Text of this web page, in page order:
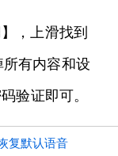
，上滑找到
所有内容和设
验证即可。
复默认语音